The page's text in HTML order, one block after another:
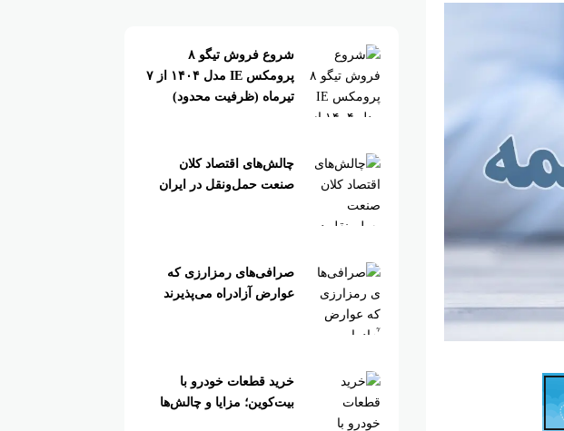
شروع فروش تیگو ۸
پرومکس IE مدل ۱۴۰۴ از ۷
تیرماه (ظرفیت محدود)
چالش‌های اقتصاد کلان
صنعت حمل‌ونقل در ایران
صرافی‌های رمزارزی که
عوارض آزادراه می‌پذیرند
خرید قطعات خودرو با
بیت‌کوین؛ مزایا و چالش‌ها